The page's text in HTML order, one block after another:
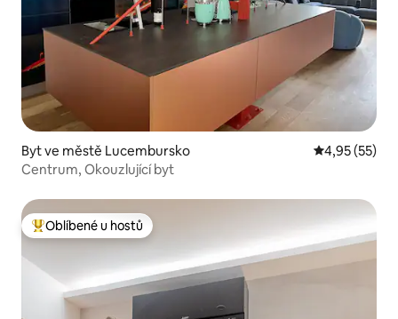
Byt ve městě Lucembursko Průměrné
4,95 (55)
Centrum, Okouzlující byt
Nejlepší v kategorii Oblíbené u hostů
Oblíbené u hostů